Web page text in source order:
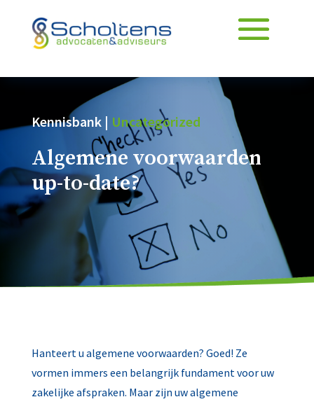
Kennisbank | Uncategorized
Algemene voorwaarden
up-to-date?
Hanteert u algemene voorwaarden? Goed! Ze
vormen immers een belangrijk fundament voor uw
zakelijke afspraken. Maar zijn uw algemene